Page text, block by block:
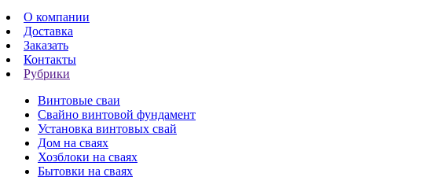
О компании
Доставка
Заказать
Контакты
Рубрики
Винтовые сваи
Свайно винтовой фундамент
Установка винтовых свай
Дом на сваях
Хозблоки на сваях
Бытовки на сваях